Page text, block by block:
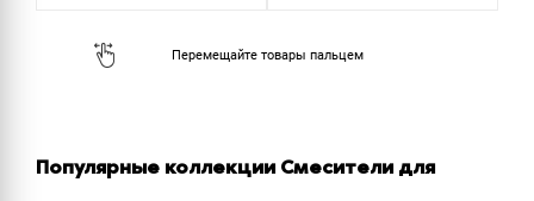
Популярные коллекции Смесители для